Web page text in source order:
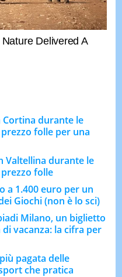
durante le
folle per una
Valtellina durante le
folle
a 1.400 euro per un
Giochi (non è lo sci)
Milano, un biglietto
vacanza: la cifra per
pagata delle
che pratica